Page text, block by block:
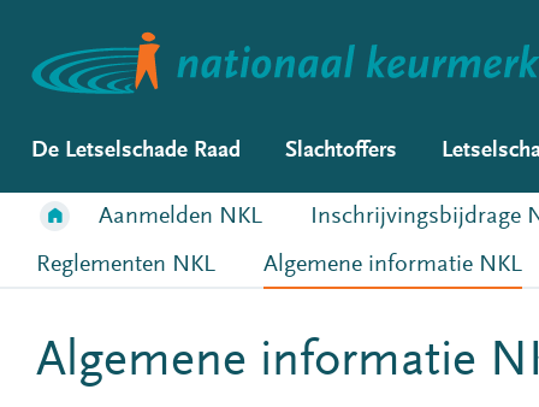
De Letselschade Raad Slachtoffers
Aanmelden NKL
Inschrijvingsbijdrage
Reglementen NKL
Algemene informatie NKL
Algemene informatie